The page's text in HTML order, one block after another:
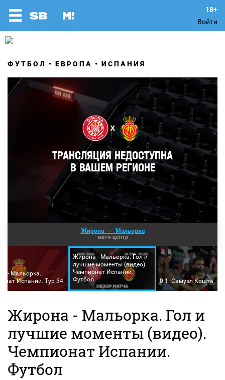
Войти
ФУТБОЛ ЕВРОПА ИСПАНИЯ
Жирона - Мальорка
матч-центр
- Мальорка.
Испании. Тур 34
Жирона - Мальорка. Гол и
лучшие моменты (видео).
Чемпионат Испании.
Футбол
0:1. Самуэл Кошта
Жирона - Мальорка. Гол и
лучшие моменты (видео).
Чемпионат Испании.
Футбол